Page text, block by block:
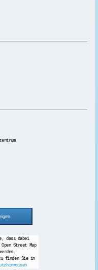
dass dabei
Street Map
finden Sie in